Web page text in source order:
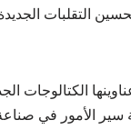
الكتالوجات
سير الأمور في